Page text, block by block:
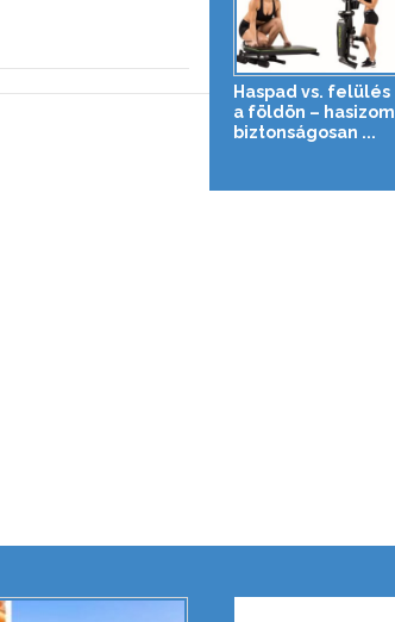
Haspad vs. felülés
a földön – hasizom
biztonságosan ...